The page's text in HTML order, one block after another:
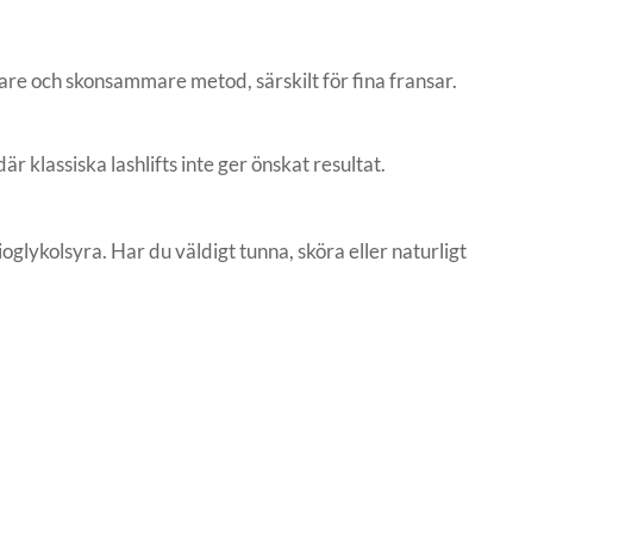
och skonsammare metod, särskilt för fina fransar.
klassiska lashlifts inte ger önskat resultat.
Har du väldigt tunna, sköra eller naturligt